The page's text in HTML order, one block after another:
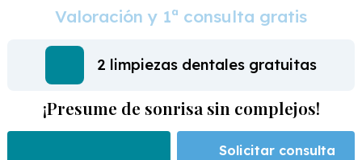
Valoración y 1ª consulta gratis
1 año de financiación sin intereses
¡Presume de sonrisa sin complejos!
Solicitar consulta